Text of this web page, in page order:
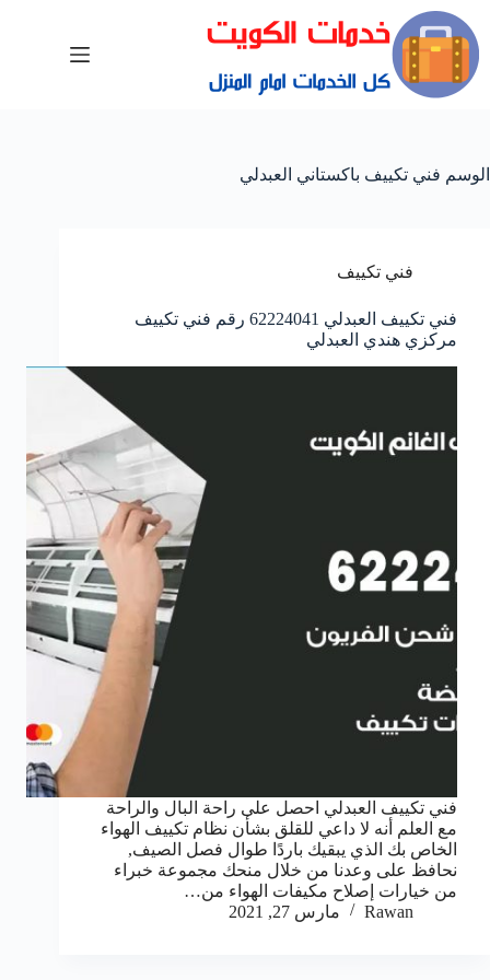
الوسم فني تكييف باكستاني العبدلي
فني تكييف
فني تكييف العبدلي 62224041 رقم فني تكييف
مركزي هندي العبدلي
فني تكييف العبدلي احصل على راحة البال والراحة
مع العلم أنه لا داعي للقلق بشأن نظام تكييف الهواء
الخاص بك الذي يبقيك باردًا طوال فصل الصيف,
نحافظ على وعدنا من خلال منحك مجموعة خبراء
من خيارات إصلاح مكيفات الهواء من…
Rawan
مارس 27, 2021